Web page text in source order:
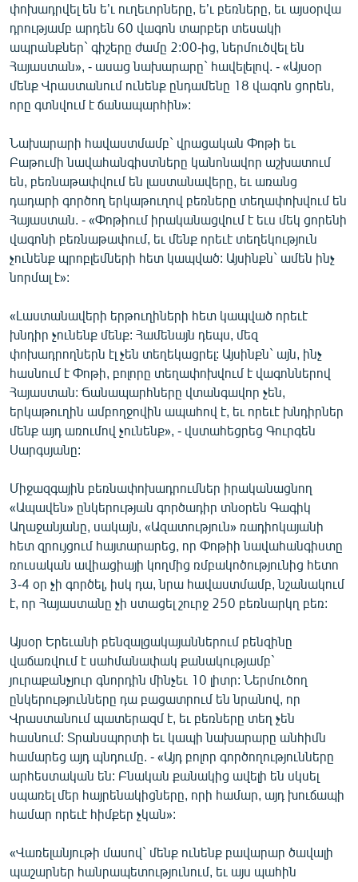
ԲԱՆԱՎԵՃ
ՁԳՏԵԼՈՎ ԼԱՎԱԳՈՒՅՆԻՆ
ՓՈԴՔԱՍԹ
Հայերեն
English
Русский
ՀԵՏԵՎԵՔ ՄԵԶ
«Ազատության» բոլոր կայքերը
փոխադրվել են ե’ւ ուղեւորները, ե’ւ բեռները, եւ այսօրվա
դրությամբ արդեն 60 վագոն տարբեր տեսակի
ապրանքներ` գիշերը ժամը 2:00-ից, ներմուծվել են
Հայաստան», - ասաց նախարարը` հավելելով. - «Այսօր
մենք Վրաստանում ունենք ընդամենը 18 վագոն ցորեն,
որը գտնվում է ճանապարհին»:
Նախարարի հավաստմամբ` վրացական Փոթի եւ
Բաթումի նավահանգիստները կանոնավոր աշխատում
են, բեռնաթափվում են լաստանավերը, եւ առանց
դադարի գործող երկաթուղով բեռները տեղափոխվում են
Հայաստան. - «Փոթիում իրականացվում է եւս մեկ ցորենի
վագոնի բեռնաթափում, եւ մենք որեւէ տեղեկություն
չունենք պրոբլեմների հետ կապված: Այսինքն` ամեն ինչ
նորմալ է»:
«Լաստանավերի երթուղիների հետ կապված որեւէ
խնդիր չունենք մենք: Համենայն դեպս, մեզ
փոխադրողներն էլ չեն տեղեկացրել: Այսինքն` այն, ինչ
հասնում է Փոթի, բոլորը տեղափոխվում է վագոններով
Հայաստան: Ճանապարհները վտանգավոր չեն,
երկաթուղին ամբողջովին ապահով է, եւ որեւէ խնդիրներ
մենք այդ առումով չունենք», - վստահեցրեց Գուրգեն
Սարգսյանը:
Միջազգային բեռնափոխադրումներ իրականացնող
«Ապավեն» ընկերության գործադիր տնօրեն Գագիկ
Աղաջանյանը, սակայն, «Ազատություն» ռադիոկայանի
հետ զրույցում հայտարարեց, որ Փոթիի նավահանգիստը
ռուսական ավիացիայի կողմից ռմբակոծությունից հետո
3-4 օր չի գործել, իսկ դա, նրա հավաստմամբ, նշանակում
է, որ Հայաստանը չի ստացել շուրջ 250 բեռնարկղ բեռ:
Այսօր Երեւանի բենզալցակայաններում բենզինը
վաճառվում է սահմանափակ քանակությամբ`
յուրաքանչյուր գնորդին մինչեւ 10 լիտր: Ներմուծող
ընկերությունները դա բացատրում են նրանով, որ
Վրաստանում պատերազմ է, եւ բեռները տեղ չեն
հասնում: Տրանսպորտի եւ կապի նախարարը անհիմն
համարեց այդ պնդումը. - «Այդ բոլոր գործողությունները
արհեստական են: Բնական քանակից ավելի են սկսել
սպառել մեր հայրենակիցները, որի համար, այդ խուճապի
համար որեւէ հիմքեր չկան»:
«Վառելանյութի մասով` մենք ունենք բավարար ծավալի
պաշարներ հանրապետությունում, եւ այս պահին